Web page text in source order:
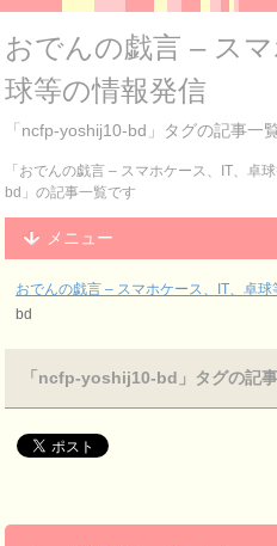
おでんの戯言 – ス
球等の情報発信
「ncfp-yoshij10-bd」タグの記事一
「おでんの戯言 – スマホケース、IT、卓
bd」の記事一覧です
メニュー
おでんの戯言 – スマホケース、IT、卓
bd
「ncfp-yoshij10-bd」タグの記